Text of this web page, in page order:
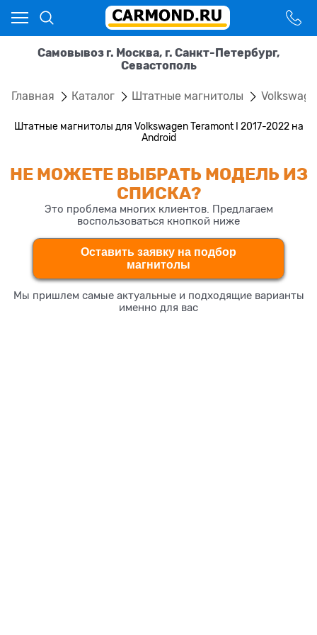
Самовывоз г. Москва, г. Санкт-Петербург,
Севастополь
Главная Каталог Штатные магнитолы
Штатные магнитолы для Volkswagen Teramont I 2017-2022 на
Android
НЕ МОЖЕТЕ ВЫБРАТЬ МОДЕЛЬ ИЗ
СПИСКА?
Это проблема многих клиентов. Предлагаем
воспользоваться кнопкой ниже
Оставить заявку на подбор
магнитолы
Мы пришлем самые актуальные и подходящие варианты
именно для вас